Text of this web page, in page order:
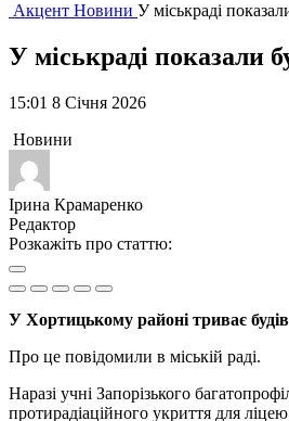
Акцент Новини У міськраді
У міськраді показали
15:01 8 Січня 2026
Новини
Ірина Крамаренко
Редактор
Розкажіть про статтю:
У Хортицькому районі триває
Про це повідомили в міській раді.
Наразі учні Запорізького
протирадіаційного укриття для